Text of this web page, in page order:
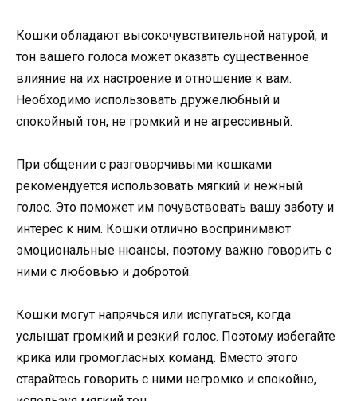
Кошки обладают высокочувствительной натурой, и
тон вашего голоса может оказать существенное
влияние на их настроение и отношение к вам.
Необходимо использовать дружелюбный и
спокойный тон, не громкий и не агрессивный.
При общении с разговорчивыми кошками
рекомендуется использовать мягкий и нежный
голос. Это поможет им почувствовать вашу заботу и
интерес к ним. Кошки отлично воспринимают
эмоциональные нюансы, поэтому важно говорить с
ними с любовью и добротой.
Кошки могут напрячься или испугаться, когда
услышат громкий и резкий голос. Поэтому избегайте
крика или громогласных команд. Вместо этого
старайтесь говорить с ними негромко и спокойно,